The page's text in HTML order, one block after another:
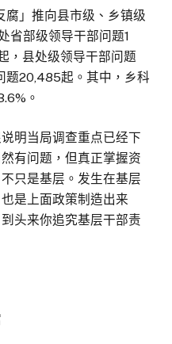
腐」推向县市级、乡镇级
省部级领导干部问题1
，县处级领导干部问题
题20,485起。其中，乡科
。
明当局调查重点已经下
有问题，但真正掌握资
只是基层。发生在基层
是上面政策制造出来
头来你追究基层干部责